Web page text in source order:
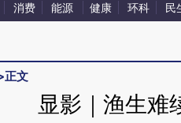
消费 能源 健康 环科 民
正文
显影｜渔生难